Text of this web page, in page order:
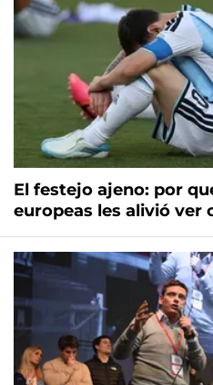
El festejo ajeno: por
europeas les alivió ver